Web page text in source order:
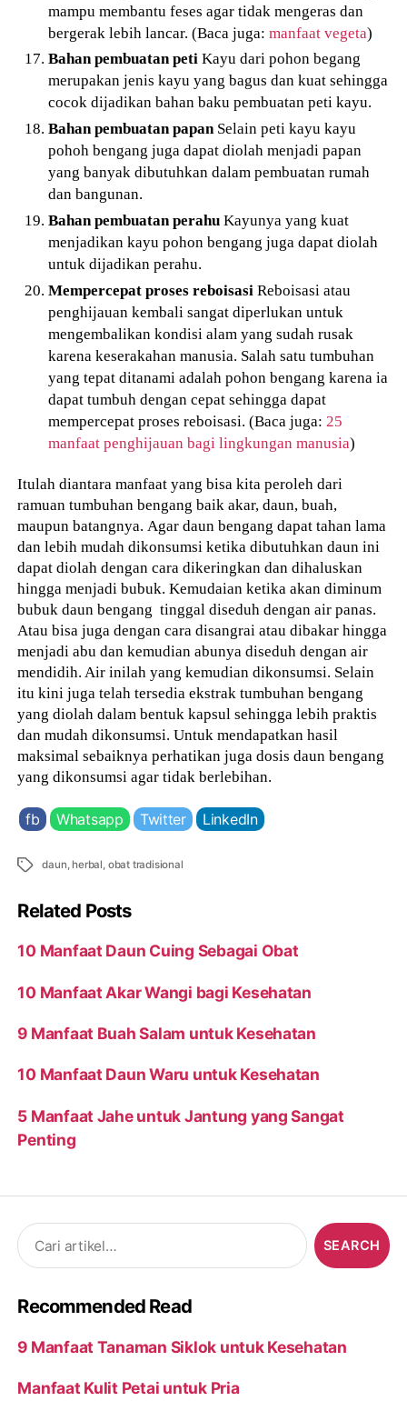
mampu membantu feses agar tidak mengeras dan
bergerak lebih lancar. (Baca juga:manfaat vegeta)
Bahan pembuatan peti Kayu dari pohon begang
merupakan jenis kayu yang bagus dan kuat sehingga
cocok dijadikan bahan baku pembuatan peti kayu.
Bahan pembuatan papanSelain peti kayu kayu
pohoh bengang juga dapat diolah menjadi papan
yang banyak dibutuhkan dalam pembuatan rumah
dan bangunan.
Bahan pembuatan perahu Kayunya yang kuat
menjadikan kayu pohon bengang juga dapat diolah
untuk dijadikan perahu.
Mempercepat proses reboisasi Reboisasi atau
penghijauan kembali sangat diperlukan untuk
mengembalikan kondisi alam yang sudah rusak
karena keserakahan manusia. Salah satu tumbuhan
yang tepat ditanami adalah pohon bengang karena ia
dapat tumbuh dengan cepat sehingga dapat
mempercepat proses reboisasi. (Baca juga: 25
manfaat penghijauan bagi lingkungan manusia)
Itulah diantara manfaat yang bisa kita peroleh dari
ramuan tumbuhan bengang baik akar, daun, buah,
maupun batangnya. Agar daun bengang dapat tahan lama
dan lebih mudah dikonsumsi ketika dibutuhkan daun ini
dapat diolah dengan cara dikeringkan dan dihaluskan
hingga menjadi bubuk. Kemudaian ketika akan diminum
bubuk daun bengang tinggal diseduh dengan air panas.
Atau bisa juga dengan cara disangrai atau dibakar hingga
menjadi abu dan kemudian abunya diseduh dengan air
mendidih. Air inilah yang kemudian dikonsumsi. Selain
itu kini juga telah tersedia ekstrak tumbuhan bengang
yang diolah dalam bentuk kapsul sehingga lebih praktis
dan mudah dikonsumsi. Untuk mendapatkan hasil
maksimal sebaiknya perhatikan juga dosis daun bengang
yang dikonsumsi agar tidak berlebihan.
fb Whatsapp Twitter LinkedIn
Tags daun ,herbal obat tradisional
Related Posts
10 Manfaat Daun Cuing Sebagai Obat
10 Manfaat Akar Wangi bagi Kesehatan
9 Manfaat Buah Salam untuk Kesehatan
10 Manfaat Daun Waru untuk Kesehatan
5 Manfaat Jahe untuk Jantung yang Sangat
Penting
Search
for:
Recommended Read
9 Manfaat Tanaman Siklok untuk Kesehatan
Manfaat Kulit Petai untuk Pria